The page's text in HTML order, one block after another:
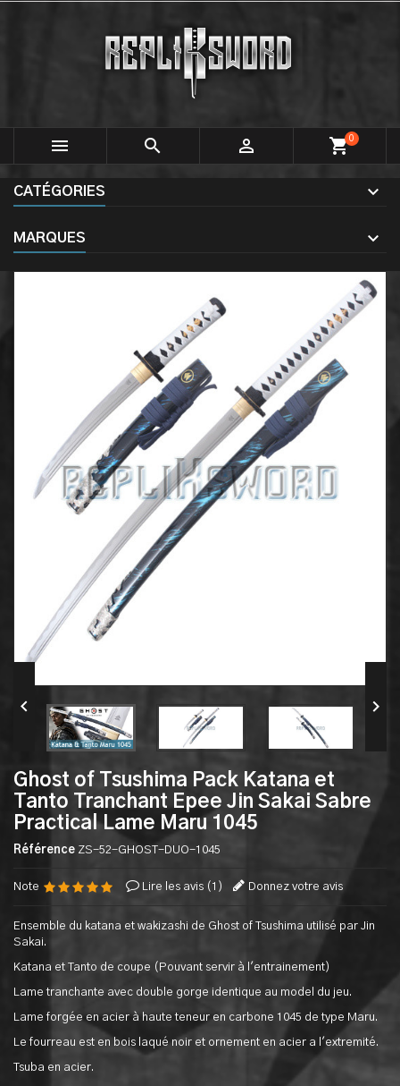
   shopping_cart0
CATÉGORIES
MARQUES
 
Ghost of Tsushima Pack Katana et
Tanto Tranchant Epee Jin Sakai Sabre
Practical Lame Maru 1045
Référence ZS-52-GHOST-DUO-1045
Note Lire les avis ( 1 ) Donnez votre avis
Ensemble du katana et wakizashi de Ghost of Tsushima utilisé par Jin
Sakai.
Katana et Tanto de coupe (Pouvant servir à l'entrainement)
Lame tranchante avec double gorge identique au model du jeu.
Lame forgée en acier à haute teneur en carbone 1045 de type Maru.
Le fourreau est en bois laqué noir et ornement en acier a l'extremité.
Tsuba en acier.